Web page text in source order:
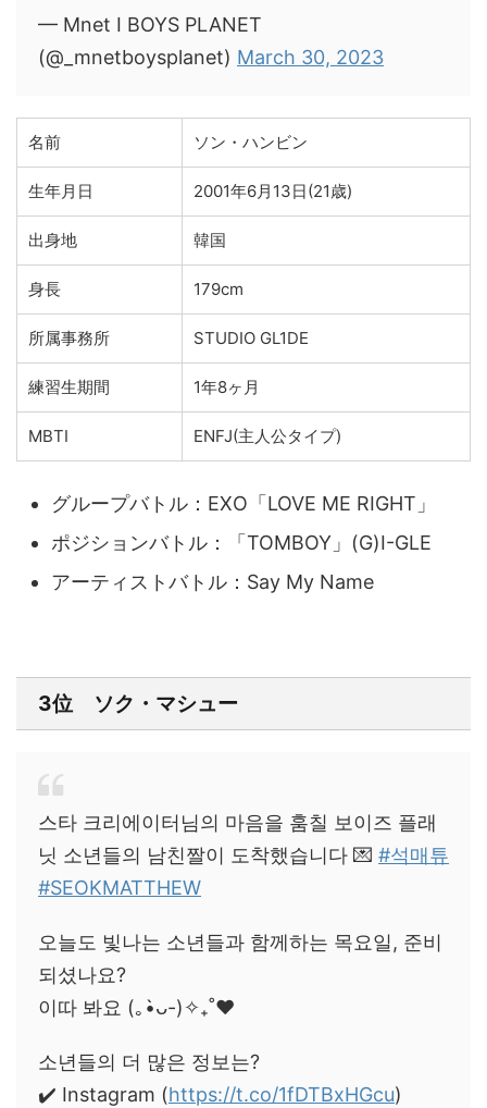
— Mnet I BOYS PLANET
(@_mnetboysplanet) March 30, 2023
名前 ソン・ハンビン
生年月日 2001年6月13日(21歳)
出身地 韓国
身長 179cm
所属事務所 STUDIO GL1DE
練習生期間 1年8ヶ月
MBTI ENFJ(主人公タイプ)
グループバトル：EXO「LOVE ME RIGHT」
ポジションバトル：「TOMBOY」(G)I-GLE
アーティストバトル： Say My Name
3位 ソク・マシュー
스타 크리에이터님의 마음을 훔칠 보이즈 플래
닛 소년들의 남친짤이 도착했습니다 💌 #석매튜
#SEOKMATTHEW
오늘도 빛나는 소년들과 함께하는 목요일, 준비
되셨나요?
이따 봐요 (｡•̀ᴗ-)✧₊˚❤️
소년들의 더 많은 정보는?
✔️ Instagram (https://t.co/1fDTBxHGcu)